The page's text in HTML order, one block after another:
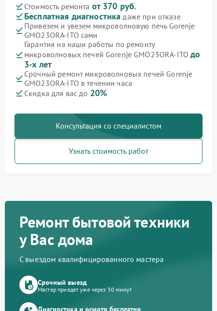
Стоимость ремонта от 370 руб.
Бесплатная диагностика даже при отказе
Привезем и увезем микроволновую печь Gorenje
GMO23ORA-ITO сами
Гарантия на наши работы по ремонту
микроволновых печей Gorenje GMO23ORA-ITOдо
3-х лет
Срочный ремонт микроволновых печей Gorenje
GMO23ORA-ITO в течении часа
Скидка для вас до 20%
Консультация со специалистом
Узнать стоимость работ
Ремонт бытовой техники
у Вас дома
С выездом квалифицированного мастера
Срочный выезд
Мастер приедет уже через 30 минут
Диагностика и осмотр бесплатно